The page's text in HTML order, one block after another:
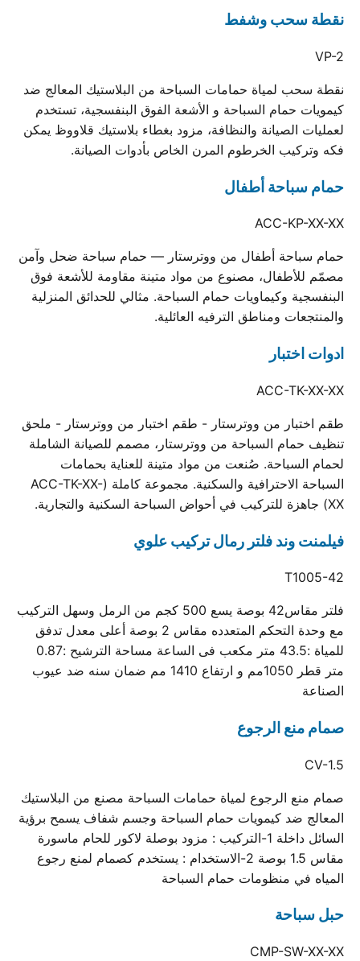
نقطة سحب وشفط
VP-2
نقطة سحب لمياة حمامات السباحة من البلاستيك المعالج ضد
كيمويات حمام السباحة و الأشعة الفوق البنفسجية، تستخدم
لعمليات الصيانة والنظافة، مزود بغطاء بلاستيك قلاووظ يمكن
فكه وتركيب الخرطوم المرن الخاص بأدوات الصيانة.
حمام سباحة أطفال
ACC-KP-XX-XX
حمام سباحة أطفال من ووترستار — حمام سباحة ضحل وآمن
مصمّم للأطفال، مصنوع من مواد متينة مقاومة للأشعة فوق
البنفسجية وكيماويات حمام السباحة. مثالي للحدائق المنزلية
والمنتجعات ومناطق الترفيه العائلية.
ادوات اختبار
ACC-TK-XX-XX
طقم اختبار من ووترستار - طقم اختبار من ووترستار - ملحق
تنظيف حمام السباحة من ووترستار، مصمم للصيانة الشاملة
لحمام السباحة. صُنعت من مواد متينة للعناية بحمامات
السباحة الاحترافية والسكنية. مجموعة كاملة (ACC-TK-XX-
XX) جاهزة للتركيب في أحواض السباحة السكنية والتجارية.
فيلمنت وند فلتر رمال تركيب علوي
T1005-42
فلتر مقاس42 بوصة يسع 500 كجم من الرمل وسهل التركيب
مع وحدة التحكم المتعدده مقاس 2 بوصة أعلى معدل تدفق
للمياة :43.5 متر مكعب فى الساعة مساحة الترشيح :0.87
متر قطر 1050مم و ارتفاع 1410 مم ضمان سنه ضد عيوب
الصناعة
صمام منع الرجوع
CV-1.5
صمام منع الرجوع لمياة حمامات السباحة مصنع من البلاستيك
المعالج ضد كيمويات حمام السباحة وجسم شفاف يسمح برؤية
السائل داخلة 1-التركيب : مزود بوصلة لاكور للحام ماسورة
مقاس 1.5 بوصة 2-الاستخدام : يستخدم كصمام لمنع رجوع
المياه في منظومات حمام السباحة
حبل سباحة
CMP-SW-XX-XX